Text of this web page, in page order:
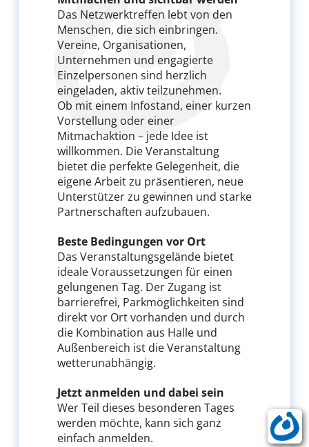
Das Netzwerktreffen lebt von den
Menschen, die sich einbringen.
Vereine, Organisationen,
Unternehmen und engagierte
Einzelpersonen sind herzlich
eingeladen, aktiv teilzunehmen.
Ob mit einem Infostand, einer kurzen
Vorstellung oder einer
Mitmachaktion – jede Idee ist
willkommen. Die Veranstaltung
bietet die perfekte Gelegenheit, die
eigene Arbeit zu präsentieren, neue
Unterstützer zu gewinnen und starke
Partnerschaften aufzubauen.
Beste Bedingungen vor Ort
Das Veranstaltungsgelände bietet
ideale Voraussetzungen für einen
gelungenen Tag. Der Zugang ist
barrierefrei, Parkmöglichkeiten sind
direkt vor Ort vorhanden und durch
die Kombination aus Halle und
Außenbereich ist die Veranstaltung
wetterunabhängig.
Jetzt anmelden und dabei sein
Wer Teil dieses besonderen Tages
werden möchte, kann sich ganz
einfach anmelden.